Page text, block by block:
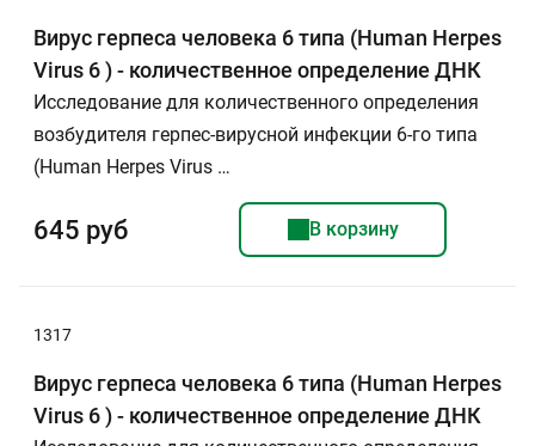
Вирус герпеса человека 6 типа (Human Herpes
Virus 6 ) - количественное определение ДНК
Исследование для количественного определения
возбудителя герпес-вирусной инфекции 6-го типа
(Human Herpes Virus …
645 руб В корзину
1317
Вирус герпеса человека 6 типа (Human Herpes
Virus 6 ) - количественное определение ДНК